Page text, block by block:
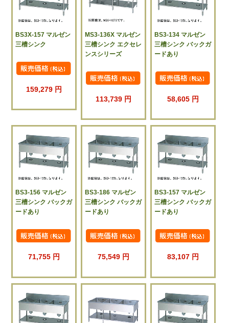
BS3X-157 マルゼン
三槽シンク
159,279 円
MS3-136X マルゼン
三槽シンク エクセレ
ンスシリーズ
113,739 円
BS3-134 マルゼン
三槽シンク バックガ
ードあり
58,605 円
BS3-156 マルゼン
三槽シンク バックガ
ードあり
71,755 円
BS3-186 マルゼン
三槽シンク バックガ
ードあり
75,549 円
BS3-157 マルゼン
三槽シンク バックガ
ードあり
83,107 円